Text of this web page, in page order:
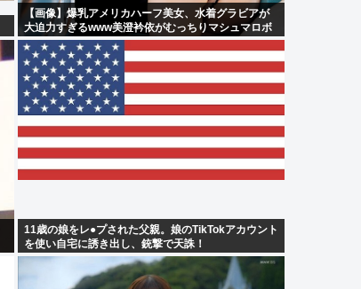
【画像】爆乳アメリカハーフ美女、水着グラビアが
大迫力すぎるwww美澄衿依がむっちりマシュマロボ
ディを解放！！
11歳の娘をレ●プされた父親。娘のTikTokアカウント
を使い自宅に誘き出し、銃撃で天誅！